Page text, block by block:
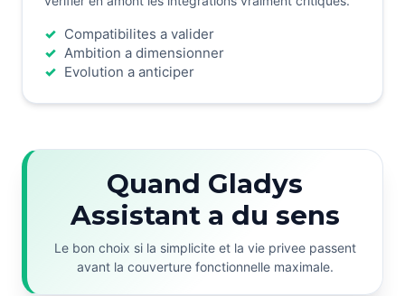
Compatibilites a valider
Ambition a dimensionner
Evolution a anticiper
Quand Gladys
Assistant a du sens
Le bon choix si la simplicite et la vie privee passent
avant la couverture fonctionnelle maximale.